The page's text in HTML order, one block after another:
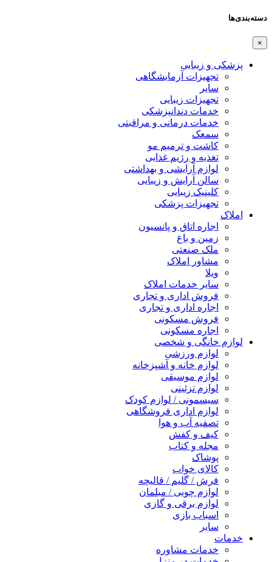
دسته‌بندی‌ها
×
پزشکی و زیبایی
تجهیزات آزمایشگاهی
سایر
تجهیزات زیبایی
خدمات دندانپزشکی
خدمات درمانی و مراقبتی
سمعک
کاشت و ترمیم مو
تغذیه و رژیم غذایی
لوازم آرایشی و بهداشتی
سالن آرایش و زیبایی
کلینیک زیبایی
تجهیزات پزشکی
املاک
اجاره اتاق و پانسیون
زمین و باغ
ملک صنعتی
مشاور املاک
ویلا
سایر خدمات املاک
فروش اداری و تجاری
اجاره اداری و تجاری
فروش مسکونی
اجاره مسکونی
لوازم خانگی و شخصی
لوازم ورزشی
لوازم خانه و آشپزخانه
لوازم موسیقی
لوازم تزئینی
سیسمونی / لوازم کودک
لوازم اداری فروشگاهی
تصفیه آب و هوا
کیف و کفش
مجله و کتاب
پوشاک
کالای خواب
فرش / گلیم / قالیچه
لوازم چوبی / مبلمان
لوازم برقی و گازی
اسباب بازی
سایر
خدمات
خدمات مشاوره